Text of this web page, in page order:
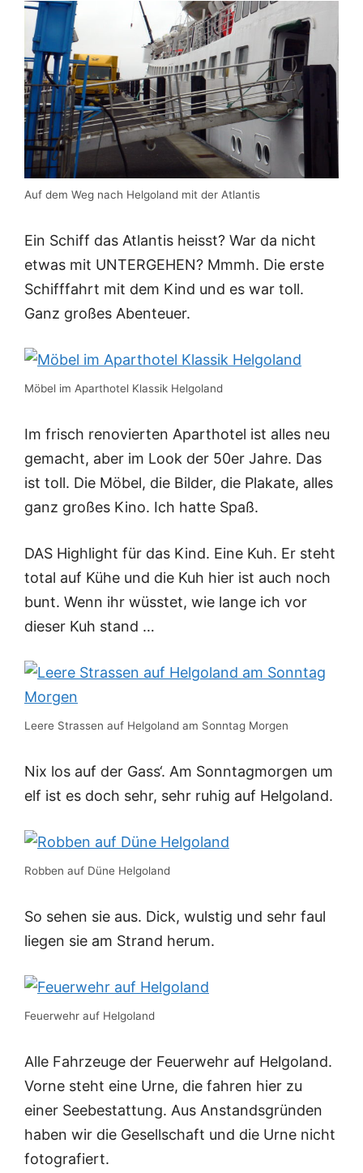
Auf dem Weg nach Helgoland mit der Atlantis
Ein Schiff das Atlantis heisst? War da nicht
etwas mit UNTERGEHEN? Mmmh. Die erste
Schifffahrt mit dem Kind und es war toll.
Ganz großes Abenteuer.
Möbel im Aparthotel Klassik Helgoland
Im frisch renovierten Aparthotel ist alles neu
gemacht, aber im Look der 50er Jahre. Das
ist toll. Die Möbel, die Bilder, die Plakate, alles
ganz großes Kino. Ich hatte Spaß.
DAS Highlight für das Kind. Eine Kuh. Er steht
total auf Kühe und die Kuh hier ist auch noch
bunt. Wenn ihr wüsstet, wie lange ich vor
dieser Kuh stand …
Leere Strassen auf Helgoland am Sonntag Morgen
Nix los auf der Gass‘. Am Sonntagmorgen um
elf ist es doch sehr, sehr ruhig auf Helgoland.
Robben auf Düne Helgoland
So sehen sie aus. Dick, wulstig und sehr faul
liegen sie am Strand herum.
Feuerwehr auf Helgoland
Alle Fahrzeuge der Feuerwehr auf Helgoland.
Vorne steht eine Urne, die fahren hier zu
einer Seebestattung. Aus Anstandsgründen
haben wir die Gesellschaft und die Urne nicht
fotografiert.